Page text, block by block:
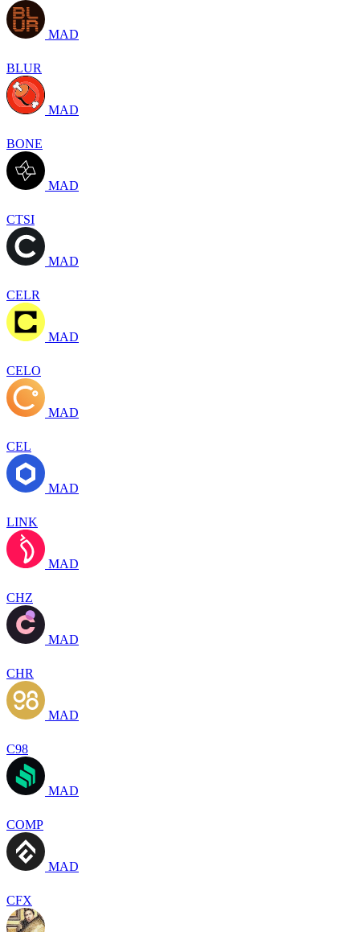
MAD
BLUR
MAD
BONE
MAD
CTSI
MAD
CELR
MAD
CELO
MAD
CEL
MAD
LINK
MAD
CHZ
MAD
CHR
MAD
C98
MAD
COMP
MAD
CFX